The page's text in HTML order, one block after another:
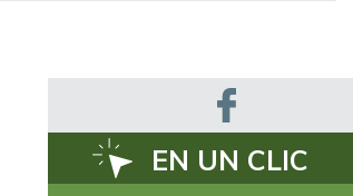
EN UN CLIC